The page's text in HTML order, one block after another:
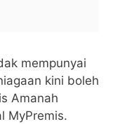
mempunyai
kini boleh
Amanah
MyPremis.